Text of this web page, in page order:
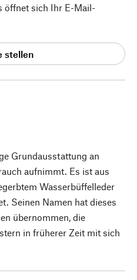
Grundausstattung an
aufnimmt. Es ist aus
Wasserbüffelleder
Seinen Namen hat dieses
übernommen, die
in früherer Zeit mit sich
öffnet sich Ihr E-Mail-
stellen